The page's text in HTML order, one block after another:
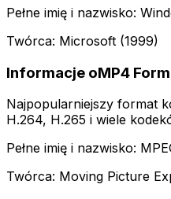
Pełne imię i nazwisko:
Twórca: Microsoft (1999)
Informacje oMP4
Najpopularniejszy format
H.264, H.265 i wiele
Pełne imię i nazwisko:
Twórca: Moving Picture